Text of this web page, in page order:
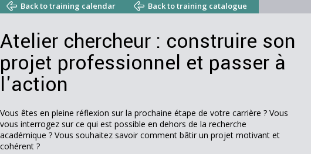
Back to training calendar Back to training catalogue
Atelier chercheur : construire son
projet professionnel et passer à
l'action
Vous êtes en pleine réflexion sur la prochaine étape de votre carrière ? Vous
vous interrogez sur ce qui est possible en dehors de la recherche
académique ? Vous souhaitez savoir comment bâtir un projet motivant et
cohérent ?